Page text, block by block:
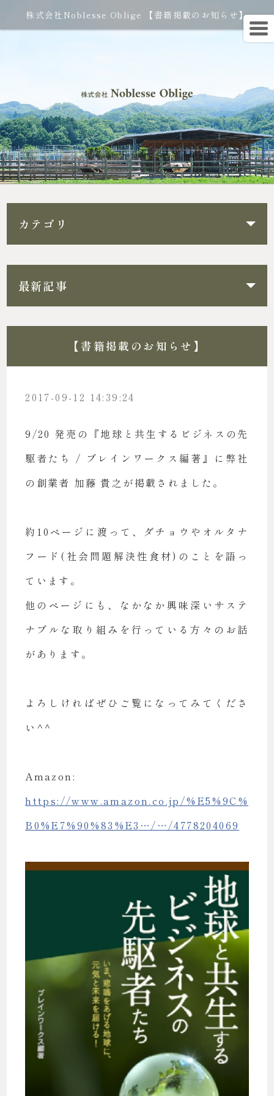
株式会社Noblesse Oblige 【書籍掲載のお知らせ】
カテゴリ
最新記事
【書籍掲載のお知らせ】
2017-09-12 14:39:24
9/20 発売の『地球と共生するビジネスの先
駆者たち / ブレインワークス編著』に弊社
の創業者 加藤 貴之が掲載されました。
約10ページに渡って、ダチョウやオルタナ
フード(社会問題解決性食材)のことを語っ
ています。
他のページにも、なかなか興味深いサステ
ナブルな取り組みを行っている方々のお話
があります。
よろしければぜひご覧になってみてくださ
い^^
Amazon:
https://www.amazon.co.jp/%E5%9C%
B0%E7%90%83%E3…/…/4778204069